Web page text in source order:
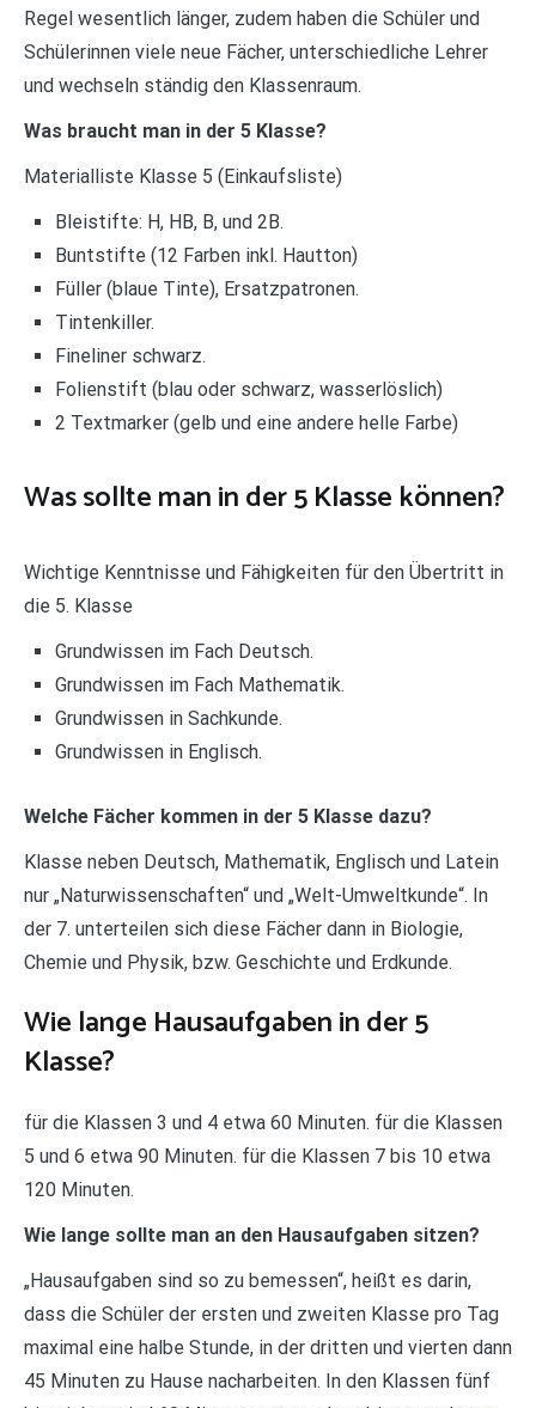
Regel wesentlich länger, zudem haben die Schüler und
Schülerinnen viele neue Fächer, unterschiedliche Lehrer
und wechseln ständig den Klassenraum.
Was braucht man in der 5 Klasse?
Materialliste Klasse 5 (Einkaufsliste)
Bleistifte: H, HB, B, und 2B.
Buntstifte (12 Farben inkl. Hautton)
Füller (blaue Tinte), Ersatzpatronen.
Tintenkiller.
Fineliner schwarz.
Folienstift (blau oder schwarz, wasserlöslich)
2 Textmarker (gelb und eine andere helle Farbe)
Was sollte man in der 5 Klasse können?
Wichtige Kenntnisse und Fähigkeiten für den Übertritt in
die 5. Klasse
Grundwissen im Fach Deutsch.
Grundwissen im Fach Mathematik.
Grundwissen in Sachkunde.
Grundwissen in Englisch.
Welche Fächer kommen in der 5 Klasse dazu?
Klasse neben Deutsch, Mathematik, Englisch und Latein
nur „Naturwissenschaften“ und „Welt-Umweltkunde“. In
der 7. unterteilen sich diese Fächer dann in Biologie,
Chemie und Physik, bzw. Geschichte und Erdkunde.
Wie lange Hausaufgaben in der 5
Klasse?
für die Klassen 3 und 4 etwa 60 Minuten. für die Klassen
5 und 6 etwa 90 Minuten. für die Klassen 7 bis 10 etwa
120 Minuten.
Wie lange sollte man an den Hausaufgaben sitzen?
„Hausaufgaben sind so zu bemessen“, heißt es darin,
dass die Schüler der ersten und zweiten Klasse pro Tag
maximal eine halbe Stunde, in der dritten und vierten dann
45 Minuten zu Hause nacharbeiten. In den Klassen fünf